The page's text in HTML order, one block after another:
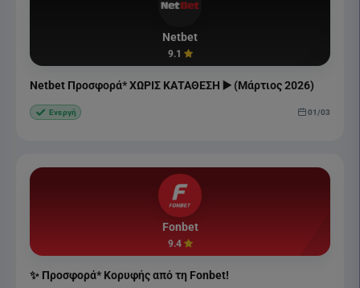
Netbet
9.1
Netbet Προσφορά* ΧΩΡΙΣ ΚΑΤΑΘΕΣΗ ▶️ (Μάρτιος 2026)
Ενεργή 01/03
Fonbet
9.4
✨ Προσφορά* Κορυφής από τη Fonbet!